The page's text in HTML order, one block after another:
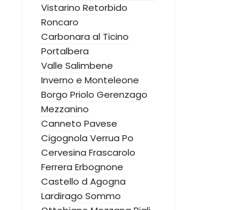
Vistarino Retorbido
Roncaro
Carbonara al Ticino
Portalbera
Valle Salimbene
Inverno e Monteleone
Borgo Priolo Gerenzago
Mezzanino
Canneto Pavese
Cigognola Verrua Po
Cervesina Frascarolo
Ferrera Erbognone
Castello d Agogna
Lardirago Sommo